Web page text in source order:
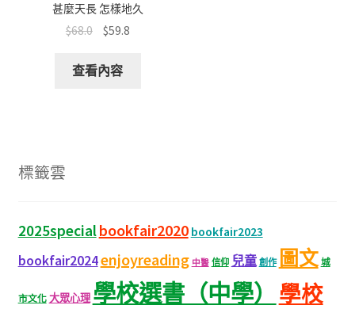
甚麼天長 怎樣地久
$68.0 $59.8
查看內容
標籤雲
2025specialbookfair2020 bookfair2023
bookfair2024enjoyreading 中醫 信仰 兒童 創作 圖文 城
市文化 大眾心理 學校選書（中學）
學校